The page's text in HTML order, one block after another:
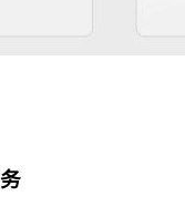
务